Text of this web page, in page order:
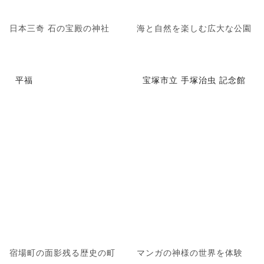
日本三奇 石の宝殿の神社 海と自然を楽しむ広大な公園
平福
宿場町の面影残る歴史の町
宝塚市立 手塚治虫 記念館
マンガの神様の世界を体験